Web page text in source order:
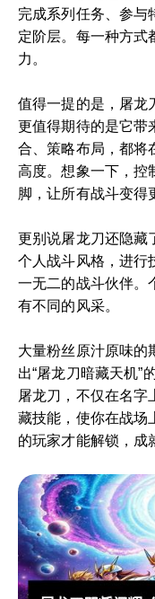
完成系列任务、参与
定阶层。每一种方式
力。
值得一提的是，屠龙
更值得期待的是它带
合、策略布局，都将
高度。想象一下，控
脚，让所有战斗变得
更别说屠龙刀还隐藏
个人战斗风格，进行
一无二的战斗伙伴。
有不同的风采。
大量粉丝原汁原味的
出“屠龙刀暗藏天机”
屠龙刀，不仅在名字
藏技能，使你在战场
的玩家才能解锁，成